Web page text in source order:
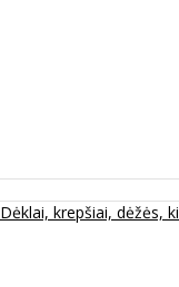
Dėklai, krepšiai, dėžės,